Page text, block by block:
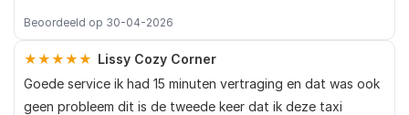
Beoordeeld op 30-04-2026
★★★★★ Lissy Cozy Corner
Goede service ik had 15 minuten vertraging en dat was ook
geen probleem dit is de tweede keer dat ik deze taxi